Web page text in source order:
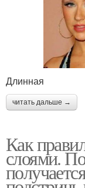
Длинная
читать дальше →
Как
слоями.